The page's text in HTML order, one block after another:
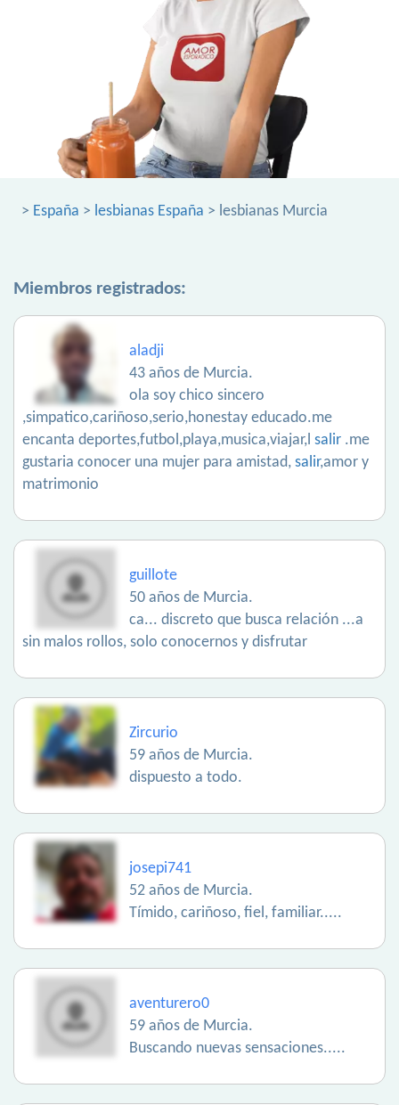
> España > lesbianas España > lesbianas Murcia
Miembros registrados:
aladji
43 años de Murcia.
ola soy chico sincero
,simpatico,cariñoso,serio,honestay educado.me
encanta deportes,futbol,playa,musica,viajar,l salir .me
gustaria conocer una mujer para amistad, salir,amor y
matrimonio
guillote
50 años de Murcia.
ca... discreto que busca relación ...a
sin malos rollos, solo conocernos y disfrutar
Zircurio
59 años de Murcia.
dispuesto a todo.
josepi741
52 años de Murcia.
Tímido, cariñoso, fiel, familiar.....
aventurero0
59 años de Murcia.
Buscando nuevas sensaciones.....